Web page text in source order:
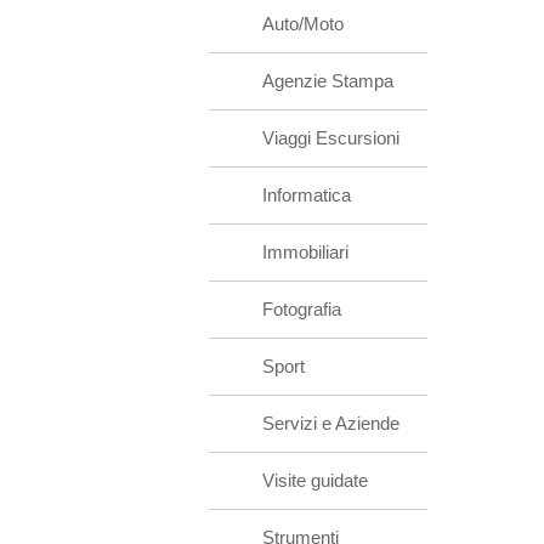
Auto/Moto
Agenzie Stampa
Viaggi Escursioni
Informatica
Immobiliari
Fotografia
Sport
Servizi e Aziende
Visite guidate
Strumenti